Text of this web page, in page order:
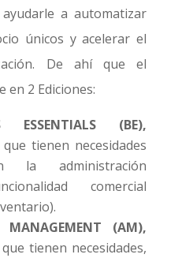
a automatizar
únicos y acelerar el
De ahí que el
en 2 Ediciones:
ESSENTIALS (BE),
tienen necesidades
la administración
comercial
MANAGEMENT (AM),
tienen necesidades,